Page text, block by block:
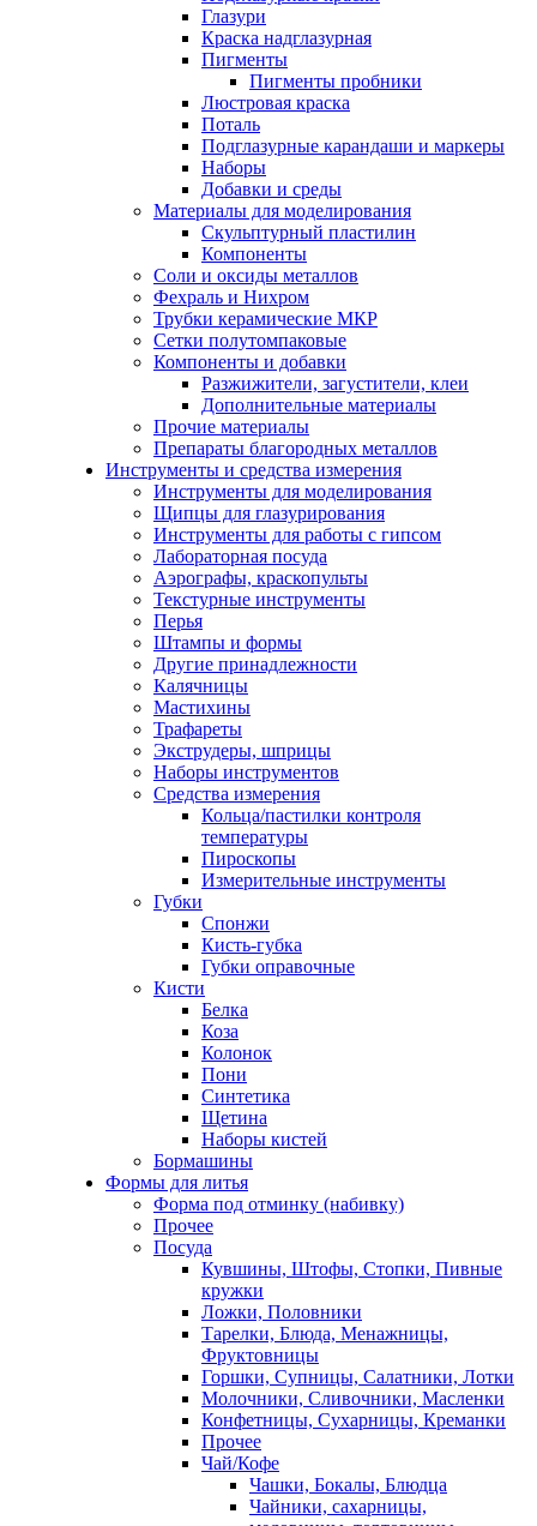
Глазури
Краска надглазурная
Пигменты
Пигменты пробники
Люстровая краска
Поталь
Подглазурные карандаши и маркеры
Наборы
Добавки и среды
Материалы для моделирования
Скульптурный пластилин
Компоненты
Соли и оксиды металлов
Фехраль и Нихром
Трубки керамические МКР
Сетки полутомпаковые
Компоненты и добавки
Разжижители, загустители, клеи
Дополнительные материалы
Прочие материалы
Препараты благородных металлов
Инструменты и средства измерения
Инструменты для моделирования
Щипцы для глазурирования
Инструменты для работы с гипсом
Лабораторная посуда
Аэрографы, краскопульты
Текстурные инструменты
Перья
Штампы и формы
Другие принадлежности
Калячницы
Мастихины
Трафареты
Экструдеры, шприцы
Наборы инструментов
Средства измерения
Кольца/пастилки контроля
температуры
Пироскопы
Измерительные инструменты
Губки
Спонжи
Кисть-губка
Губки оправочные
Кисти
Белка
Коза
Колонок
Пони
Синтетика
Щетина
Наборы кистей
Бормашины
Формы для литья
Форма под отминку (набивку)
Прочее
Посуда
Кувшины, Штофы, Стопки, Пивные
кружки
Ложки, Половники
Тарелки, Блюда, Менажницы,
Фруктовницы
Горшки, Супницы, Салатники, Лотки
Молочники, Сливочники, Масленки
Конфетницы, Сухарницы, Креманки
Прочее
Чай/Кофе
Чашки, Бокалы, Блюдца
Чайники, сахарницы,